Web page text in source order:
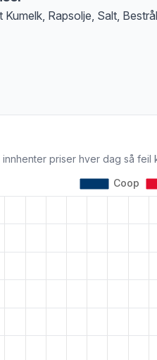
Kumelk, Rapsolje, Salt,
priser hver dag så feil